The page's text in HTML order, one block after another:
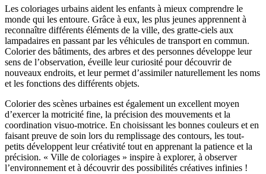
Les coloriages urbains aident les enfants à mieux comprendre le
monde qui les entoure. Grâce à eux, les plus jeunes apprennent à
reconnaître différents éléments de la ville, des gratte-ciels aux
lampadaires en passant par les véhicules de transport en commun.
Colorier des bâtiments, des arbres et des personnes développe leur
sens de l’observation, éveille leur curiosité pour découvrir de
nouveaux endroits, et leur permet d’assimiler naturellement les noms
et les fonctions des différents objets.
Colorier des scènes urbaines est également un excellent moyen
d’exercer la motricité fine, la précision des mouvements et la
coordination visuo-motrice. En choisissant les bonnes couleurs et en
faisant preuve de soin lors du remplissage des contours, les tout-
petits développent leur créativité tout en apprenant la patience et la
précision. « Ville de coloriages » inspire à explorer, à observer
l’environnement et à découvrir des possibilités créatives infinies !